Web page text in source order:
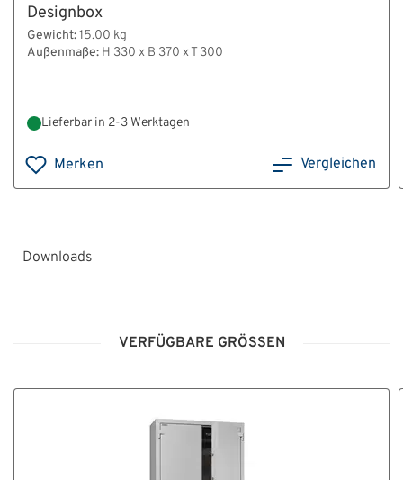
Designbox
Gewicht:15.00 kg
Außenmaße: H 330 x B 370 x T 300
Lieferbar in 2-3 Werktagen
Merken Vergleichen
Downloads
_und_Bedienungsanleitung_Tresore_Grad_0-
V_V10.pdfVERFÜGBARE GRÖSSEN